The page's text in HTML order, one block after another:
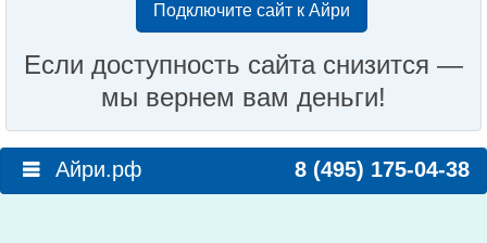
Подключите сайт к Айри
Если доступность сайта снизится —
мы вернем вам деньги!
Айри.рф 8 (495) 175-04-38